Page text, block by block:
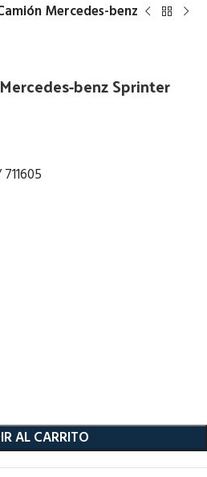
Mercedes-benz
benz Sprinter
AL CARRITO